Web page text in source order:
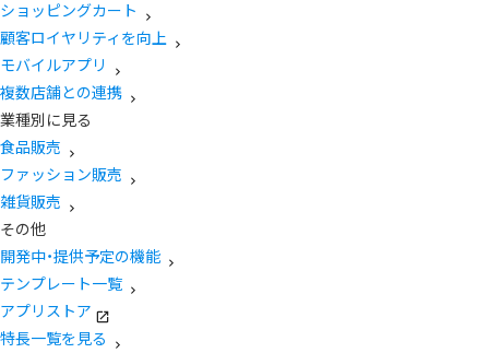
ショッピングカート
顧客ロイヤリティを向上
モバイルアプリ
複数店舗との連携
業種別に見る
食品販売
ファッション販売
雑貨販売
その他
開発中・提供予定の機能
テンプレート一覧
アプリストア
特長一覧を見る